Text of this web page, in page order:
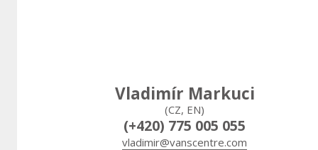
Vladimír Markuci
(CZ, EN)
(+420) 775 005 055
vladimir@vanscentre.com